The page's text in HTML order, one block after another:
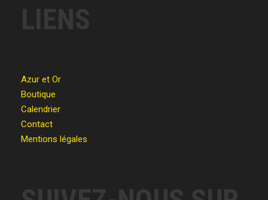
LIENS
Azur et Or
Boutique
Calendrier
Contact
Mentions légales